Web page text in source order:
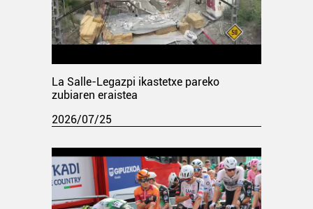
La Salle-Legazpi ikastetxe pareko
zubiaren eraistea
2026/07/25